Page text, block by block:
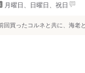
月曜日、日曜日、祝日
回買ったコルネと共に、海